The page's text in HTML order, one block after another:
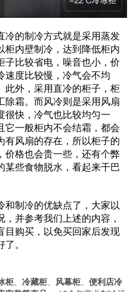
的制冷方式就是采用蒸发
柜内壁制冷，达到降低柜内
子比较省电，噪音也小，价
速度比较慢，冷气会不均
此外，采用直冷的柜子，柜
除霜。而风冷则是采用风扇
很快，冷气也比较均匀一
它一般柜内不会结霜，都会
有风扇的存在，所以柜子的
价格也会贵一些，还有个弊
某些食物脱水，看起来干巴
制冷的优缺点了，大家以
并参考我们上述的内容，
目购买，以免买回家后发现
。
柜 冷藏柜 风幕柜
便利店冷